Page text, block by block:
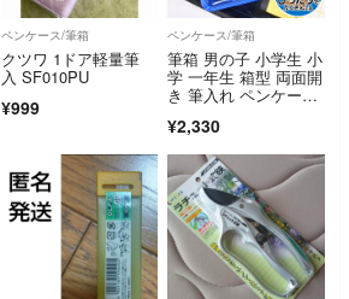
ペンケース/筆箱
クツワ 1ドア軽量筆
入 SF010PU
¥999
ペンケース/筆箱
筆箱 男の子 小学生 小
学 一年生 箱型 両面開
き 筆入れ ペンケー
ト 恐竜 電車 新幹
線 魚 深海魚 青 緑 ブ
ルー グリーン カラフ
ル かっこいい 図鑑 入
学 文房具 子供 キッ
ズ 小学校 入学準
¥2,330